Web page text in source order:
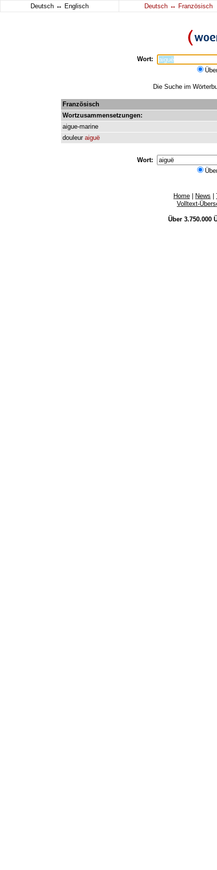
Deutsch ↔ Englisch Deutsch ↔ Französisch
Wort:
Die Suche im
Französisch
Wortzusammensetzungen:
aigue-marine
douleur aiguë
Wort:
Home News
Volltext-
Über 3.750.000